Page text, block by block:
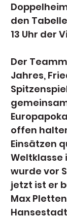
den
13 Uhr der
Der
Jahres,
offen
Einsätzen
Weltklasse
wurde vor
jetzt ist er
Max